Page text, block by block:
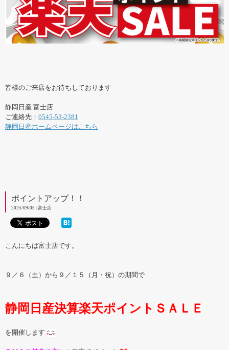
皆様のご来店をお待ちしております
静岡日産 富士店
ご連絡先： 0545-53-2381
静岡日産ホームページはこちら
ポイントアップ！！
2025/09/05 | 富士店
こんにちは富士店です。
９／６（土）から９／１５（月・祝）の期間で
静岡日産決算楽天ポイントＳＡＬＥ
を開催します